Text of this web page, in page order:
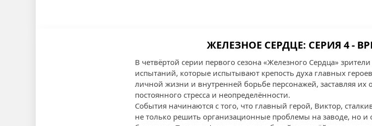
ЖЕЛЕЗНОЕ СЕРДЦЕ: СЕРИЯ 4 -
В четвёртой серии первого сезона «Железного Сердца»
испытаний, которые испытывают крепость духа главных
личной жизни и внутренней борьбе персонажей, заставляя их
постоянного стресса и неопределённости.
События начинаются с того, что главный герой, Виктор,
не только решить организационные проблемы на заводе, но и